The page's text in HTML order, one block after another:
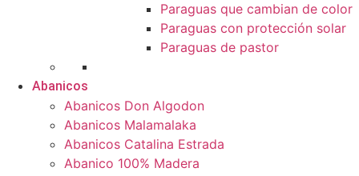
Paraguas que cambian de color
Paraguas con protección solar
Paraguas de pastor
Abanicos
Abanicos Don Algodon
Abanicos Malamalaka
Abanicos Catalina Estrada
Abanico 100% Madera